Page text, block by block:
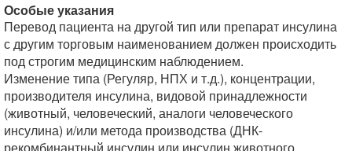
Особые указания
Перевод пациента на другой тип или препарат инсулина
с другим торговым наименованием должен происходить
под строгим медицинским наблюдением.
Изменение типа (Регуляр, НПХ и т.д.), концентрации,
производителя инсулина, видовой принадлежности
(животный, человеческий, аналоги человеческого
инсулина) и/или метода производства (ДНК-